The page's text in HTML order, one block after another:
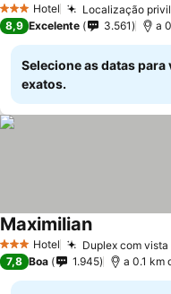
3 EstrelasHotel Localização
8,9 Excelente 3.561 a
Selecione as datas para
exatos.
3 EstrelasHotel Duplex com
Maximilian
7,8 Boa 1.945 a 0.1 km